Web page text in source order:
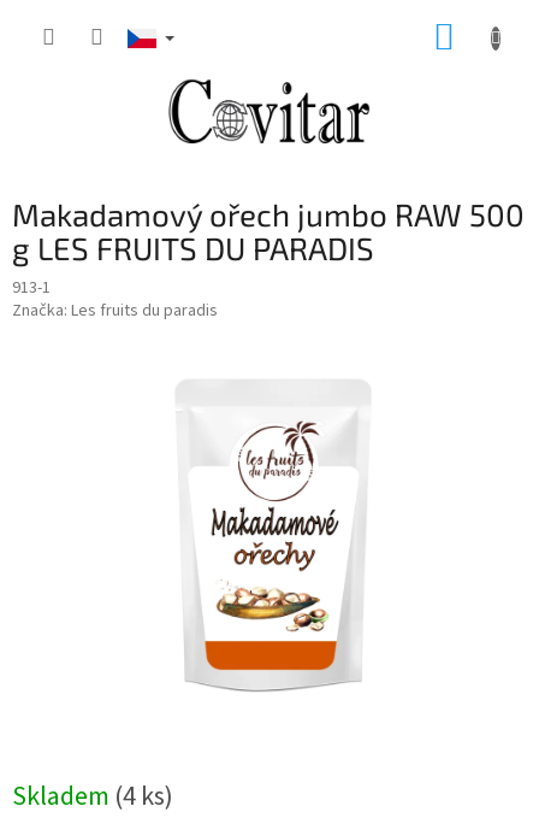
Makadamový ořech jumbo RAW 500
g LES FRUITS DU PARADIS
913-1
Značka: Les fruits du paradis
Skladem (4 ks)